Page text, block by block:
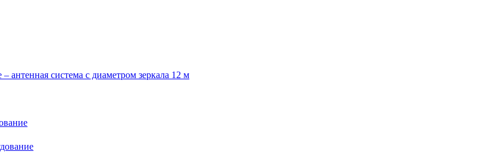
система с диаметром зеркала 12 м